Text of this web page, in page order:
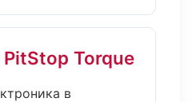
PitStop Torque
в